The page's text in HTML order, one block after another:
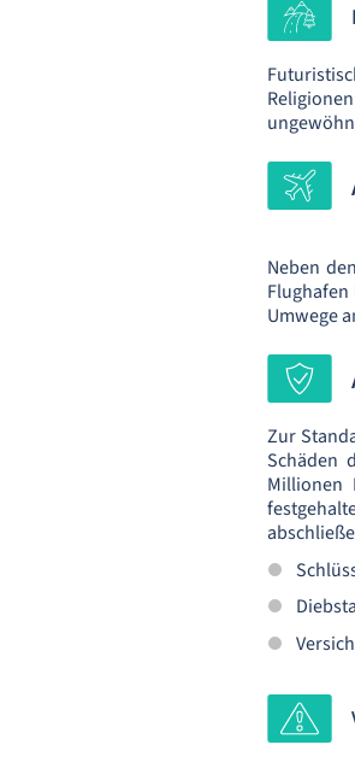
Neben
Umwege
Zur
Schäden
Millionen